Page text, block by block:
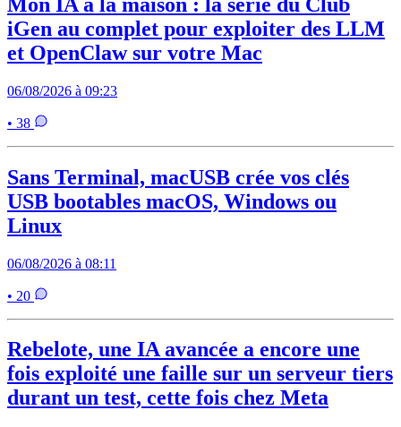
iGen au complet pour exploiter des LLM
et OpenClaw sur votre Mac
06/08/2026 à 09:23
• 38
Sans Terminal, macUSB crée vos clés
USB bootables macOS, Windows ou
Linux
06/08/2026 à 08:11
• 20
Rebelote, une IA avancée a encore une
fois exploité une faille sur un serveur tiers
durant un test, cette fois chez Meta